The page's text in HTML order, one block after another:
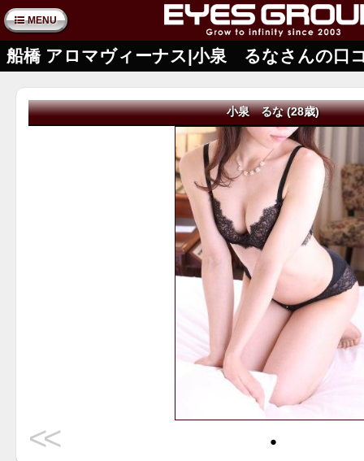
MENU
船橋 アロマヴィーナス|小泉 るなさんの口
小泉 るな (28歳)
<< ・